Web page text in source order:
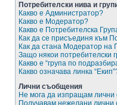
Потребителски нива и
Какво е Администратор?
Какво е Модератор?
Какво е Потребителска
Как да се присъединя към
Как да стана Модератор на
Защо някои потребителски
Какво е “група по
Какво означава линка
Лични съобщения
Не мога да изпращам
Получавам нежелани